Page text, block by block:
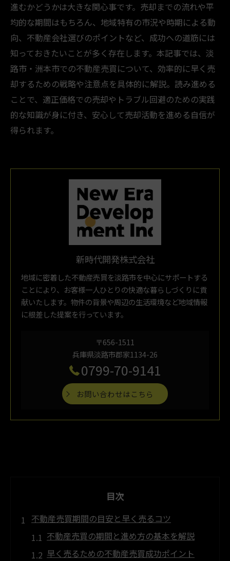
進むかどうかは大きな関心事です。売却までの流れや平
均的な期間はもちろん、地域特有の市況や時期による動
向、不動産会社選びのポイントなど、成功への道筋には
知っておきたいことが多く存在します。本記事では、淡
路市・洲本市での不動産売買について、効率的に早く売
却するための戦略や注意点を具体的に解説。読み進める
ことで、適正価格での売却やトラブル回避のための実践
的な知識が身に付き、安心して売却活動を進める自信が
得られます。
新時代開発株式会社
地域に密着した不動産売買を淡路市を中心にサポートする
ことにより、お客様一人ひとりの快適な暮らしづくりに貢
献いたします。物件の背景や周辺の生活環境など地域情報
に根差した提案を行っています。
〒656-1511
兵庫県淡路市郡家1134-26
0799-70-9141
お問い合わせはこちら
目次
不動産売買期間の目安と早く売るコツ
不動産売買の期間と進め方の基本を解説
早く売るための不動産売買成功ポイント